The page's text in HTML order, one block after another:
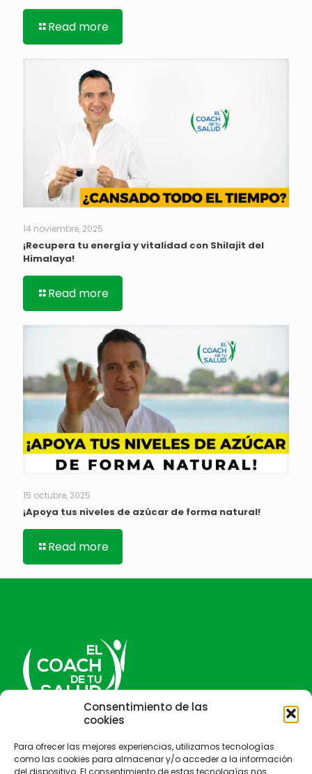
Consentimiento de las
cookies
Para ofrecer las mejores experiencias, utilizamos tecnologías
como las cookies para almacenar y/o acceder a la información
del dispositivo. El consentimiento de estas tecnologías nos
Read more
14 noviembre, 2025
¡Recupera tu energía y vitalidad con Shilajit del
Himalaya!
Read more
15 octubre, 2025
¡Apoya tus niveles de azúcar de forma natural!
Read more